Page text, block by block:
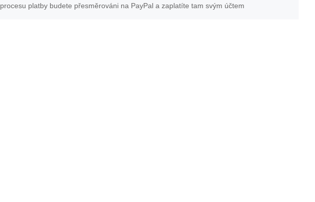
procesu platby budete přesměrováni na PayPal a zaplatíte tam svým účtem